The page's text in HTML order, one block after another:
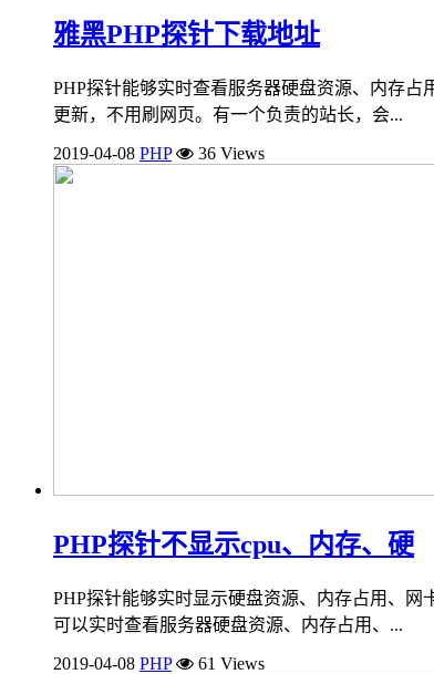
雅黑PHP探针下载地址
PHP探针能够实时查看服务器硬盘资源、内存
更新，不用刷网页。有一个负责的站长，会...
2019-04-08 PHP 36 Views
PHP探针不显示cpu、内存、硬
PHP探针能够实时显示硬盘资源、内存占用、网
可以实时查看服务器硬盘资源、内存占用、...
2019-04-08 PHP 61 Views